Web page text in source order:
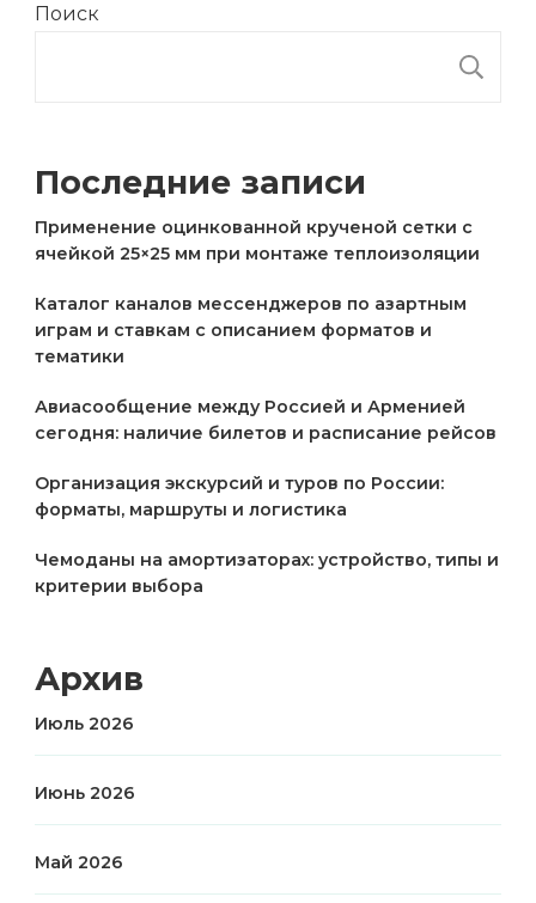
Поиск
Последние записи
Применение оцинкованной крученой сетки с
ячейкой 25×25 мм при монтаже теплоизоляции
Каталог каналов мессенджеров по азартным
играм и ставкам с описанием форматов и
тематики
Авиасообщение между Россией и Арменией
сегодня: наличие билетов и расписание рейсов
Организация экскурсий и туров по России:
форматы, маршруты и логистика
Чемоданы на амортизаторах: устройство, типы и
критерии выбора
Архив
Июль 2026
Июнь 2026
Май 2026